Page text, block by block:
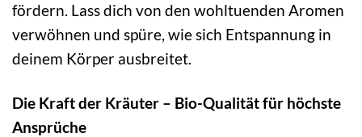
fördern. Lass dich von den wohltuenden Aromen
verwöhnen und spüre, wie sich Entspannung in
deinem Körper ausbreitet.
Die Kraft der Kräuter – Bio-Qualität für höchste
Ansprüche